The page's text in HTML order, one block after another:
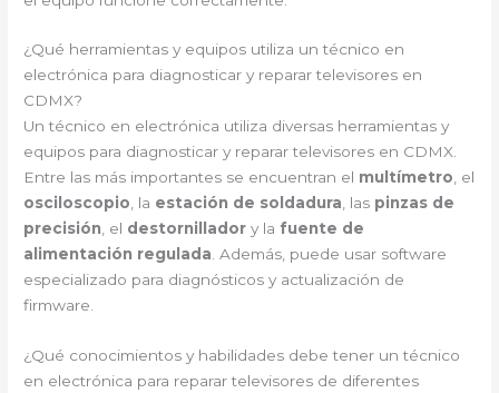
¿Qué herramientas y equipos utiliza un técnico en
electrónica para diagnosticar y reparar televisores en
CDMX?
Un técnico en electrónica utiliza diversas herramientas y
equipos para diagnosticar y reparar televisores en CDMX.
Entre las más importantes se encuentran el multímetro, el
osciloscopio, la estación de soldadura, las pinzas de
precisión, el destornillador y la fuente de
alimentación regulada. Además, puede usar software
especializado para diagnósticos y actualización de
firmware.
¿Qué conocimientos y habilidades debe tener un técnico
en electrónica para reparar televisores de diferentes